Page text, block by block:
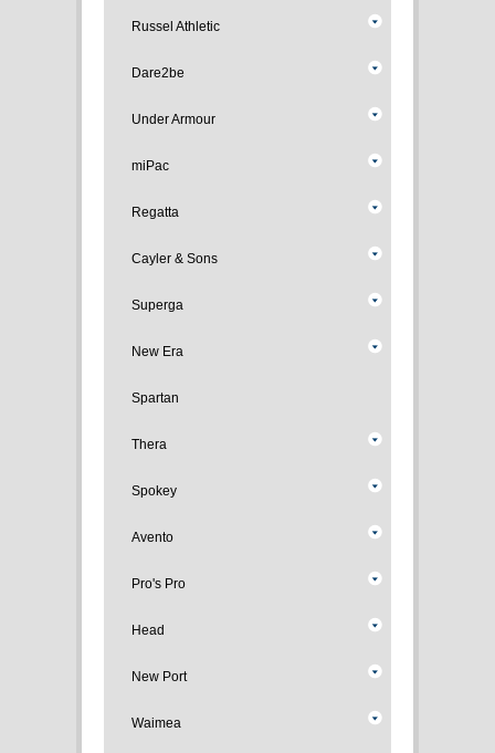
Russel Athletic
Dare2be
Under Armour
miPac
Regatta
Cayler & Sons
Superga
New Era
Spartan
Thera
Spokey
Avento
Pro's Pro
Head
New Port
Waimea